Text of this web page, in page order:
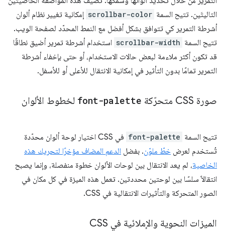
التاليتَين. تتيح السمة scrollbar-color إمكانية تغيير نظام ألوان
أشرطة التمرير كي تتوافق بشكل أفضل مع النمط المحدّد لصفحة الويب.
تتيح السمة scrollbar-width استخدام أشرطة تمرير أضيق نطاقًا
قد تكون أكثر ملاءمة لبعض حالات الاستخدام، أو حتى بإخفاء أشرطة
التمرير تمامًا بدون التأثير في إمكانية الانتقال للأعلى أو للأسفل.
صورة CSS متحرّكة font-palette لخطوط الألوان
تتيح السمة font-palette
في CSS اختيار لوحة ألوان محدّدة
تُستخدم لعرض خطّ ملوّن. بفضل الدعم المضاف مؤخرًا لتحريك هذه
الخاصية، لم يعد الانتقال بين لوحات الألوان خطوة منفصلة، وإنما يصبح
انتقالاً سلسًا بين لوحتين محددتين. تعمل هذه الميزة في كل مكان في
الصور المتحركة والتأثيرات الانتقالية في CSS.
الميزات النحوية والإملائية في CSS